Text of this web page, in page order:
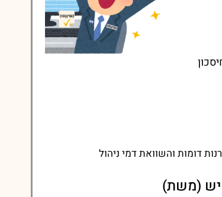
דומות והשוואת דמי ניהול
(משת)